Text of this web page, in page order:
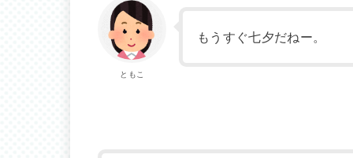
ともこ
もうすぐ七夕だねー。